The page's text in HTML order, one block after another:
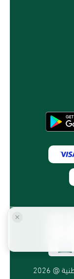
2026